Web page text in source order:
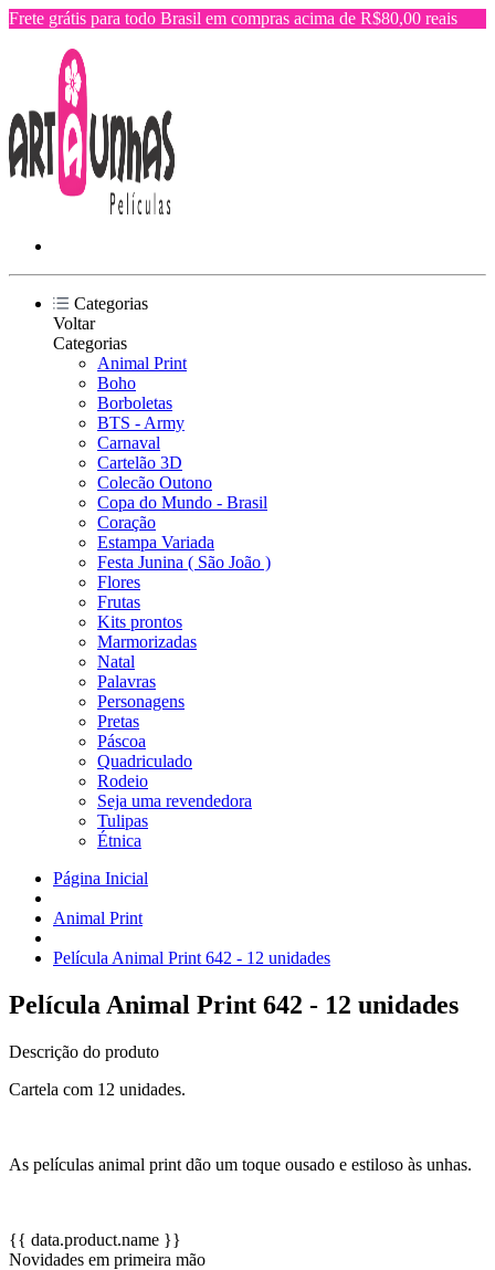
Frete grátis para todo Brasil em compras acima de R$80,00 reais
Categorias
Voltar
Categorias
Animal Print
Boho
Borboletas
BTS - Army
Carnaval
Cartelão 3D
Colecão Outono
Copa do Mundo - Brasil
Coração
Estampa Variada
Festa Junina ( São João )
Flores
Frutas
Kits prontos
Marmorizadas
Natal
Palavras
Personagens
Pretas
Páscoa
Quadriculado
Rodeio
Seja uma revendedora
Tulipas
Étnica
Página Inicial
Animal Print
Película Animal Print 642 - 12 unidades
Película Animal Print 642 - 12 unidades
Descrição do produto
Cartela com 12 unidades.
As películas animal print dão um toque ousado e estiloso às unhas.
{{ data.product.name }}
Novidades em primeira mão